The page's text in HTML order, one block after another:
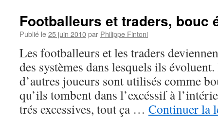
Footballeurs et traders, bouc
Publié le25 juin 2010par Philippe Fintoni
Les footballeurs et les traders
des systèmes dans lesquels ils
d’autres joueurs sont utilisés comme
qu’ils tombent dans l’excéssif à
trés excessives, tout ça … Continuer la